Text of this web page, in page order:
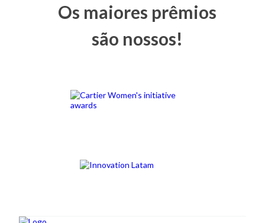
Os maiores prêmios
são nossos!